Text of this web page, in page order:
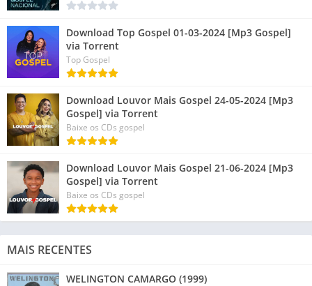
Download Top Gospel 01-03-2024 [Mp3 Gospel]
via Torrent
Top Gospel
Download Louvor Mais Gospel 24-05-2024 [Mp3
Gospel] via Torrent
Baixe os CDs gospel
Download Louvor Mais Gospel 21-06-2024 [Mp3
Gospel] via Torrent
Baixe os CDs gospel
MAIS RECENTES
WELINGTON CAMARGO (1999)